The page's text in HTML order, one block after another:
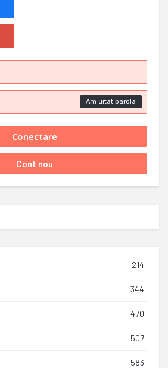
Am uitat parola
214
344
470
507
583